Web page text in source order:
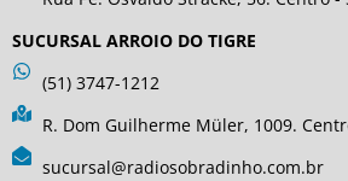
SUCURSAL ARROIO DO TIGRE
(51) 3747-1212
R. Dom Guilherme Müler, 1009.
sucursal@radiosobradinho.com.br